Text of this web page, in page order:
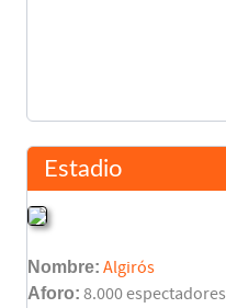
Arturo Montes
Estadio
Nombre: Algirós
Aforo: 8.000 espectadores